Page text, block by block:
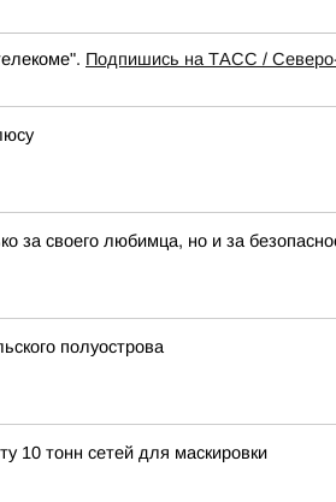
Подпишись на ТАСС /
за своего любимца, но и за
полуострова
10 тонн сетей для маскировки